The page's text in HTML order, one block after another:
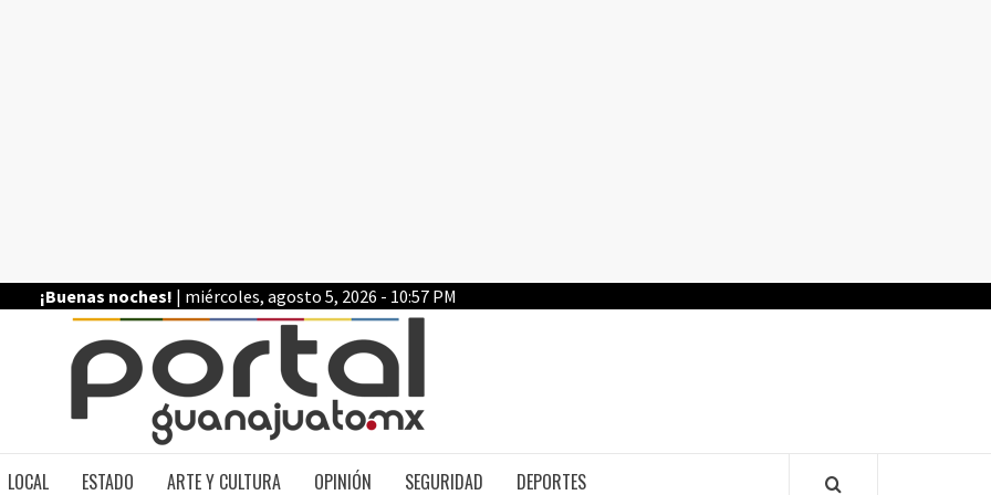
¡Buenas noches! | miércoles, agosto 5, 2026 - 10:57 PM
LOCAL ESTADO ARTE Y CULTURA OPINIÓN SEGURIDAD DEPORTES